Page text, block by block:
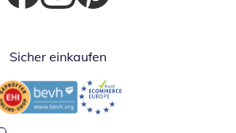
Öffnet in neuem Fenster
Öffnet in neuem Fenster
Öffnet in neuem Fenster
Sicher einkaufen
Öffnet in neuem FensterÖffnet in neuem Fenster